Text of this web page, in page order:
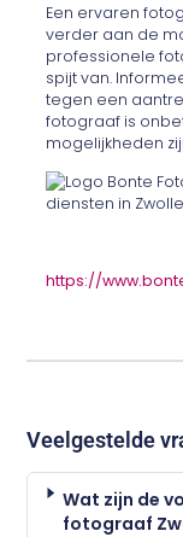
Een ervaren
verder aan de
professionele
spijt van.
tegen een
fotograaf is
mogelijkheden
https://
Veelgestelde
Wat zijn de
fotograaf